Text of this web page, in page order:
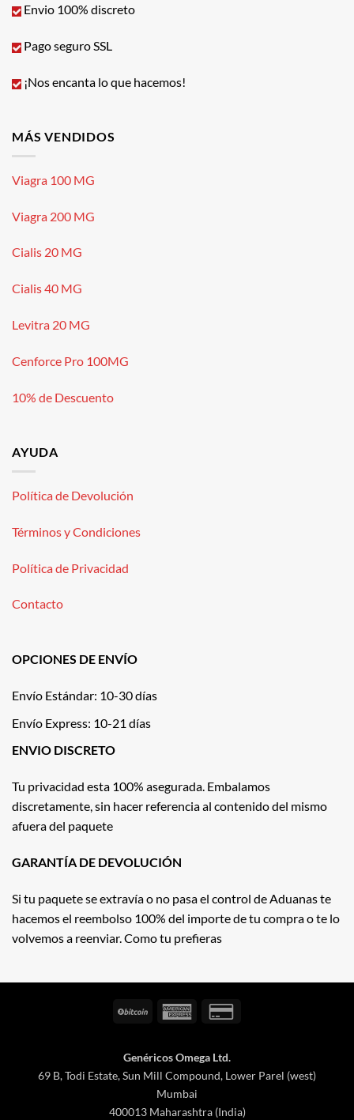
Envio 100% discreto
Pago seguro SSL
¡Nos encanta lo que hacemos!
MÁS VENDIDOS
Viagra 100 MG
Viagra 200 MG
Cialis 20 MG
Cialis 40 MG
Levitra 20 MG
Cenforce Pro 100MG
10% de Descuento
AYUDA
Política de Devolución
Términos y Condiciones
Política de Privacidad
Contacto
OPCIONES DE ENVÍO
Envío Estándar: 10-30 días
Envío Express: 10-21 días
ENVIO DISCRETO
Tu privacidad esta 100% asegurada. Embalamos
discretamente, sin hacer referencia al contenido del mismo
afuera del paquete
GARANTÍA DE DEVOLUCIÓN
Si tu paquete se extravía o no pasa el control de Aduanas te
hacemos el reembolso 100% del importe de tu compra o te lo
volvemos a reenviar. Como tu prefieras
BitCoin
American
Genéricos Omega Ltd.
69 B, Todi Estate, Sun Mill Compound, Lower Parel (west)
Mumbai
400013 Maharashtra (India)